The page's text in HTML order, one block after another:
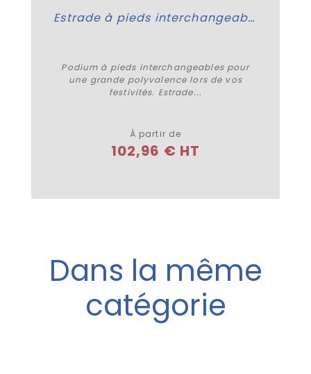
Estrade à pieds interchangeables
Podium à pieds interchangeables pour
une grande polyvalence lors de vos
festivités. Estrade...
À partir de
102,96 € HT
Dans la même
catégorie